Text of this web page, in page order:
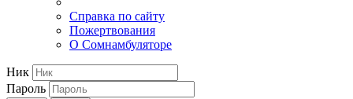
Справка по сайту
Пожертвования
О Сомнамбуляторе
Ник
Пароль